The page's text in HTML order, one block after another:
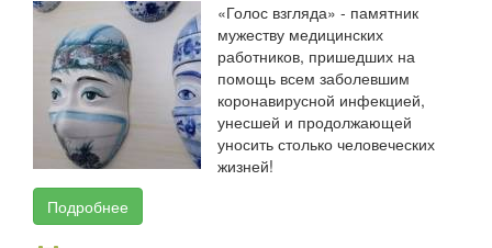
«Голос взгляда» - памятник
мужеству медицинских
работников, пришедших на
помощь всем заболевшим
коронавирусной инфекцией,
унесшей и продолжающей
уносить столько человеческих
жизней!
Подробнее